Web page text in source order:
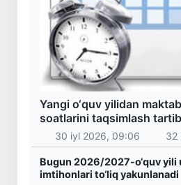
Yangi o‘quv yilidan
soatlarini taqsimlash
30 iyl 2026, 09:06 32
Bugun 2026/2027-o‘quv yili
imtihonlari to‘liq yakunlanadi